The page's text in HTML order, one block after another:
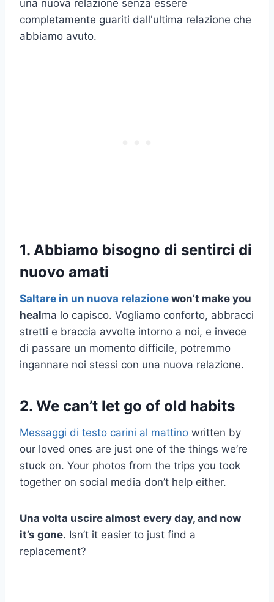
una nuova relazione senza essere
completamente guariti dall'ultima relazione che
abbiamo avuto.
1. Abbiamo bisogno di sentirci di
nuovo amati
Saltare in un nuova relazione won’t make you
healma lo capisco. Vogliamo conforto, abbracci
stretti e braccia avvolte intorno a noi, e invece
di passare un momento difficile, potremmo
ingannare noi stessi con una nuova relazione.
2. We can’t let go of old habits
Messaggi di testo carini al mattino written by
our loved ones are just one of the things we’re
stuck on. Your photos from the trips you took
together on social media don’t help either.
Una volta uscire almost every day, and now
it’s gone. Isn’t it easier to just find a
replacement?